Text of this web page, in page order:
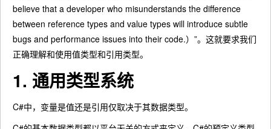
believe that a developer who misunderstands the difference
between reference types and value types will introduce subtle
bugs and performance issues into their code.）”。这就要求我们
正确理解和使用值类型和引用类型。
1. 通用类型系统
C#中，变量是值还是引用仅取决于其数据类型。